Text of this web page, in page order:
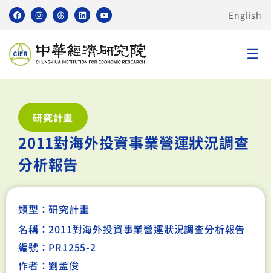
English
研究計畫
2011對海外投資事業營運狀況調查
分析報告
類型：研究計畫
名稱：2011對海外投資事業營運狀況調查分析報告
編號：PR1255-2
作者：劉孟俊